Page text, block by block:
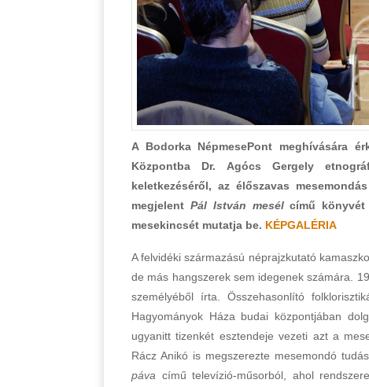
A Bodorka NépmesePont meghívására
Központba Dr. Agócs Gergely
keletkezéséről, az élőszavas
megjelent Pál István mesélcímű könyvét
mesekincsét mutatja be. KÉPGALÉRIA
A felvidéki származású néprajzkutató
de más hangszerek sem idegenek számára.
személyéből írta. Összehasonlító
Hagyományok Háza budai központjában
ugyanitt tizenkét esztendeje vezeti azt a
Rácz Anikó is megszerezte mesemondó
páva című televízió-műsorból, ahol